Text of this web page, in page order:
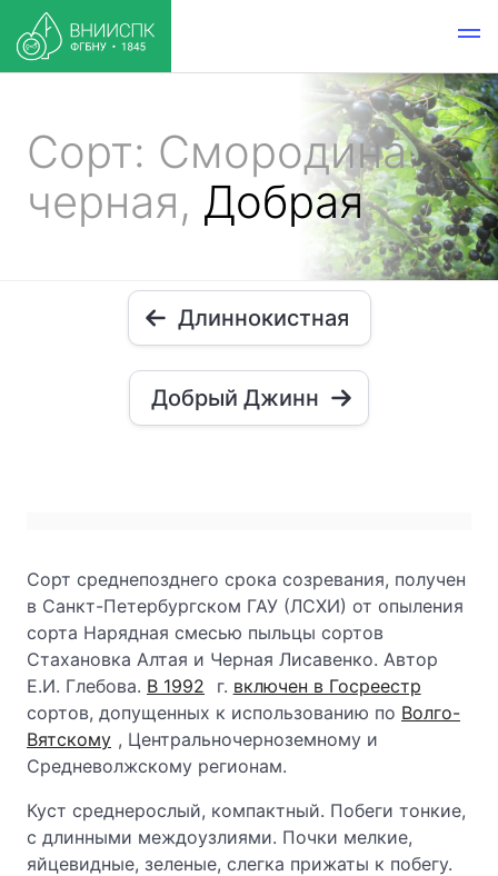
Сорт: Смородина
черная, Добрая
Длиннокистная
Добрый Джинн
Сорт среднепозднего срока созревания, получен
в Санкт-Петербургском ГАУ (ЛСХИ) от опыления
сорта Нарядная смесью пыльцы сортов
Стахановка Алтая и Черная Лисавенко. Автор
Е.И. Глебова. В 1992 г. включен в Госреестр
сортов, допущенных к использованию по Волго-
Вятскому , Центральночерноземному и
Средневолжскому регионам.
Куст среднерослый, компактный. Побеги тонкие,
с длинными междоузлиями. Почки мелкие,
яйцевидные, зеленые, слегка прижаты к побегу.